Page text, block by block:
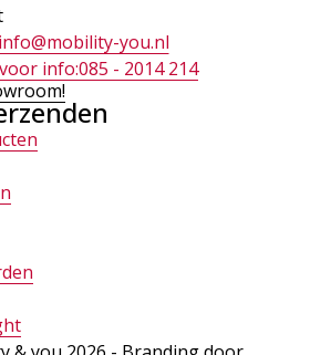
info@mobility-you.nl
info:085 - 2014 214